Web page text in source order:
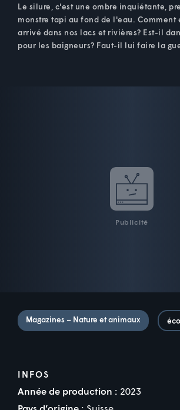
Le silure, c'est une ombre inquiétante,
monstre tapi au fond de l'eau. Comment
arrivé dans nos lacs et rivières? Est-il
pour les baigneurs? Faut-il lui faire la
Publicité
Magazines – Nature et animaux
INFOS
Année de production : 2023